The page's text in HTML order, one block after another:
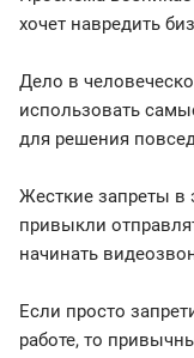
хочет навредить
Дело в
использовать
для решения
Жесткие запреты в
привыкли
начинать
Если просто
работе, то